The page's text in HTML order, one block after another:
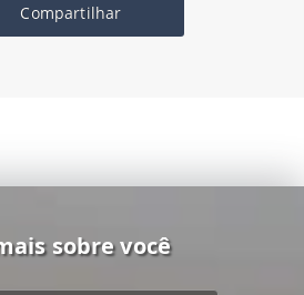
Compartilhar
sobre você